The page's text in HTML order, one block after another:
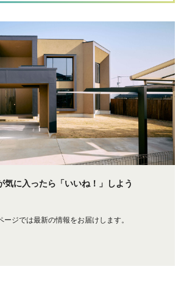
気に入ったら「いいね！」しよう
ージでは最新の情報をお届けします。